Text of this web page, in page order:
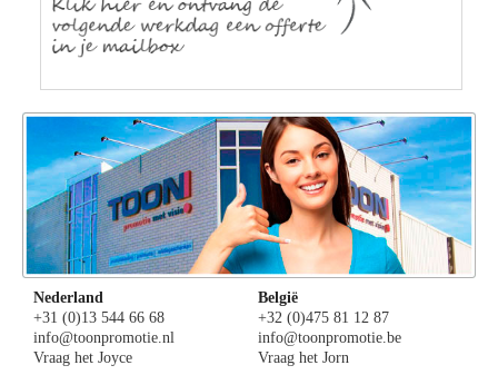
Nederland
+31 (0)13 544 66 68
info@toonpromotie.nl
Vraag het Joyce
België
+32 (0)475 81 12 87
info@toonpromotie.be
Vraag het Jorn